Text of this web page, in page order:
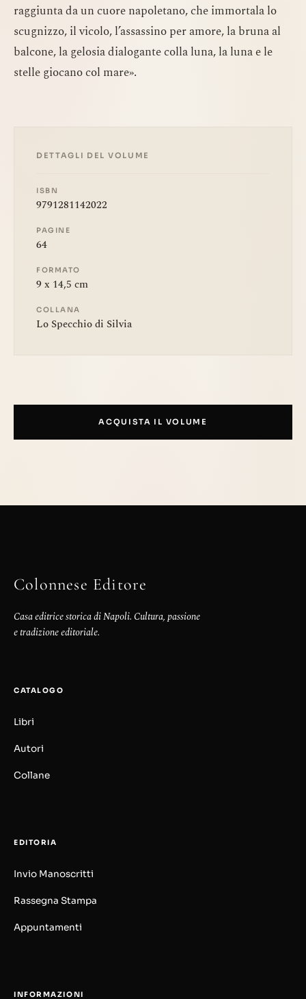
raggiunta da un cuore napoletano, che immortala lo
scugnizzo, il vicolo, l’assassino per amore, la bruna al
balcone, la gelosia dialogante colla luna, la luna e le
stelle giocano col mare».
DETTAGLI DEL VOLUME
ISBN
9791281142022
PAGINE
64
FORMATO
9 x 14,5 cm
COLLANA
Lo Specchio di Silvia
ACQUISTA IL VOLUME
Colonnese Editore
Casa editrice storica di Napoli. Cultura, passione
e tradizione editoriale.
CATALOGO
Libri
Autori
Collane
EDITORIA
Invio Manoscritti
Rassegna Stampa
Appuntamenti
INFORMAZIONI